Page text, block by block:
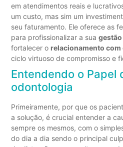
em atendimentos reais e
um custo, mas sim um
seu faturamento. Ele oferece as
para profissionalizar a sua
fortalecer o relacionamento com
ciclo virtuoso de compromisso e
Entendendo o Papel
odontologia
Primeiramente, por que os
a solução, é crucial entender a
sempre os mesmos, com o
do dia a dia sendo o principal